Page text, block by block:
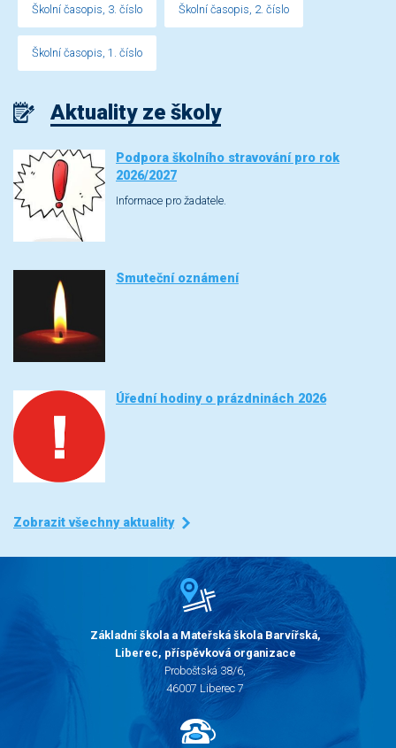
Školní časopis, 3. číslo Školní časopis, 2. číslo
Školní časopis, 1. číslo
Aktuality ze školy
Podpora školního stravování pro rok
2026/2027
Informace pro žadatele.
Smuteční oznámení
Úřední hodiny o prázdninách 2026
Zobrazit všechny aktuality
Základní škola a Mateřská škola Barvířská,
Liberec, příspěvková organizace
Proboštská 38/6,
46007 Liberec 7